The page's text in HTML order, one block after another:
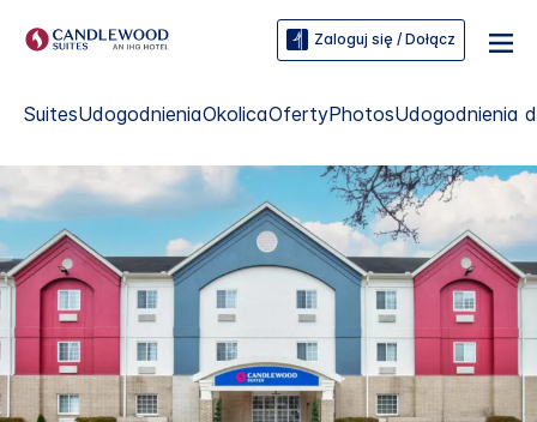
Zaloguj się / Dołącz
SuitesUdogodnieniaOkolicaOfertyPhotosUdogodnienia